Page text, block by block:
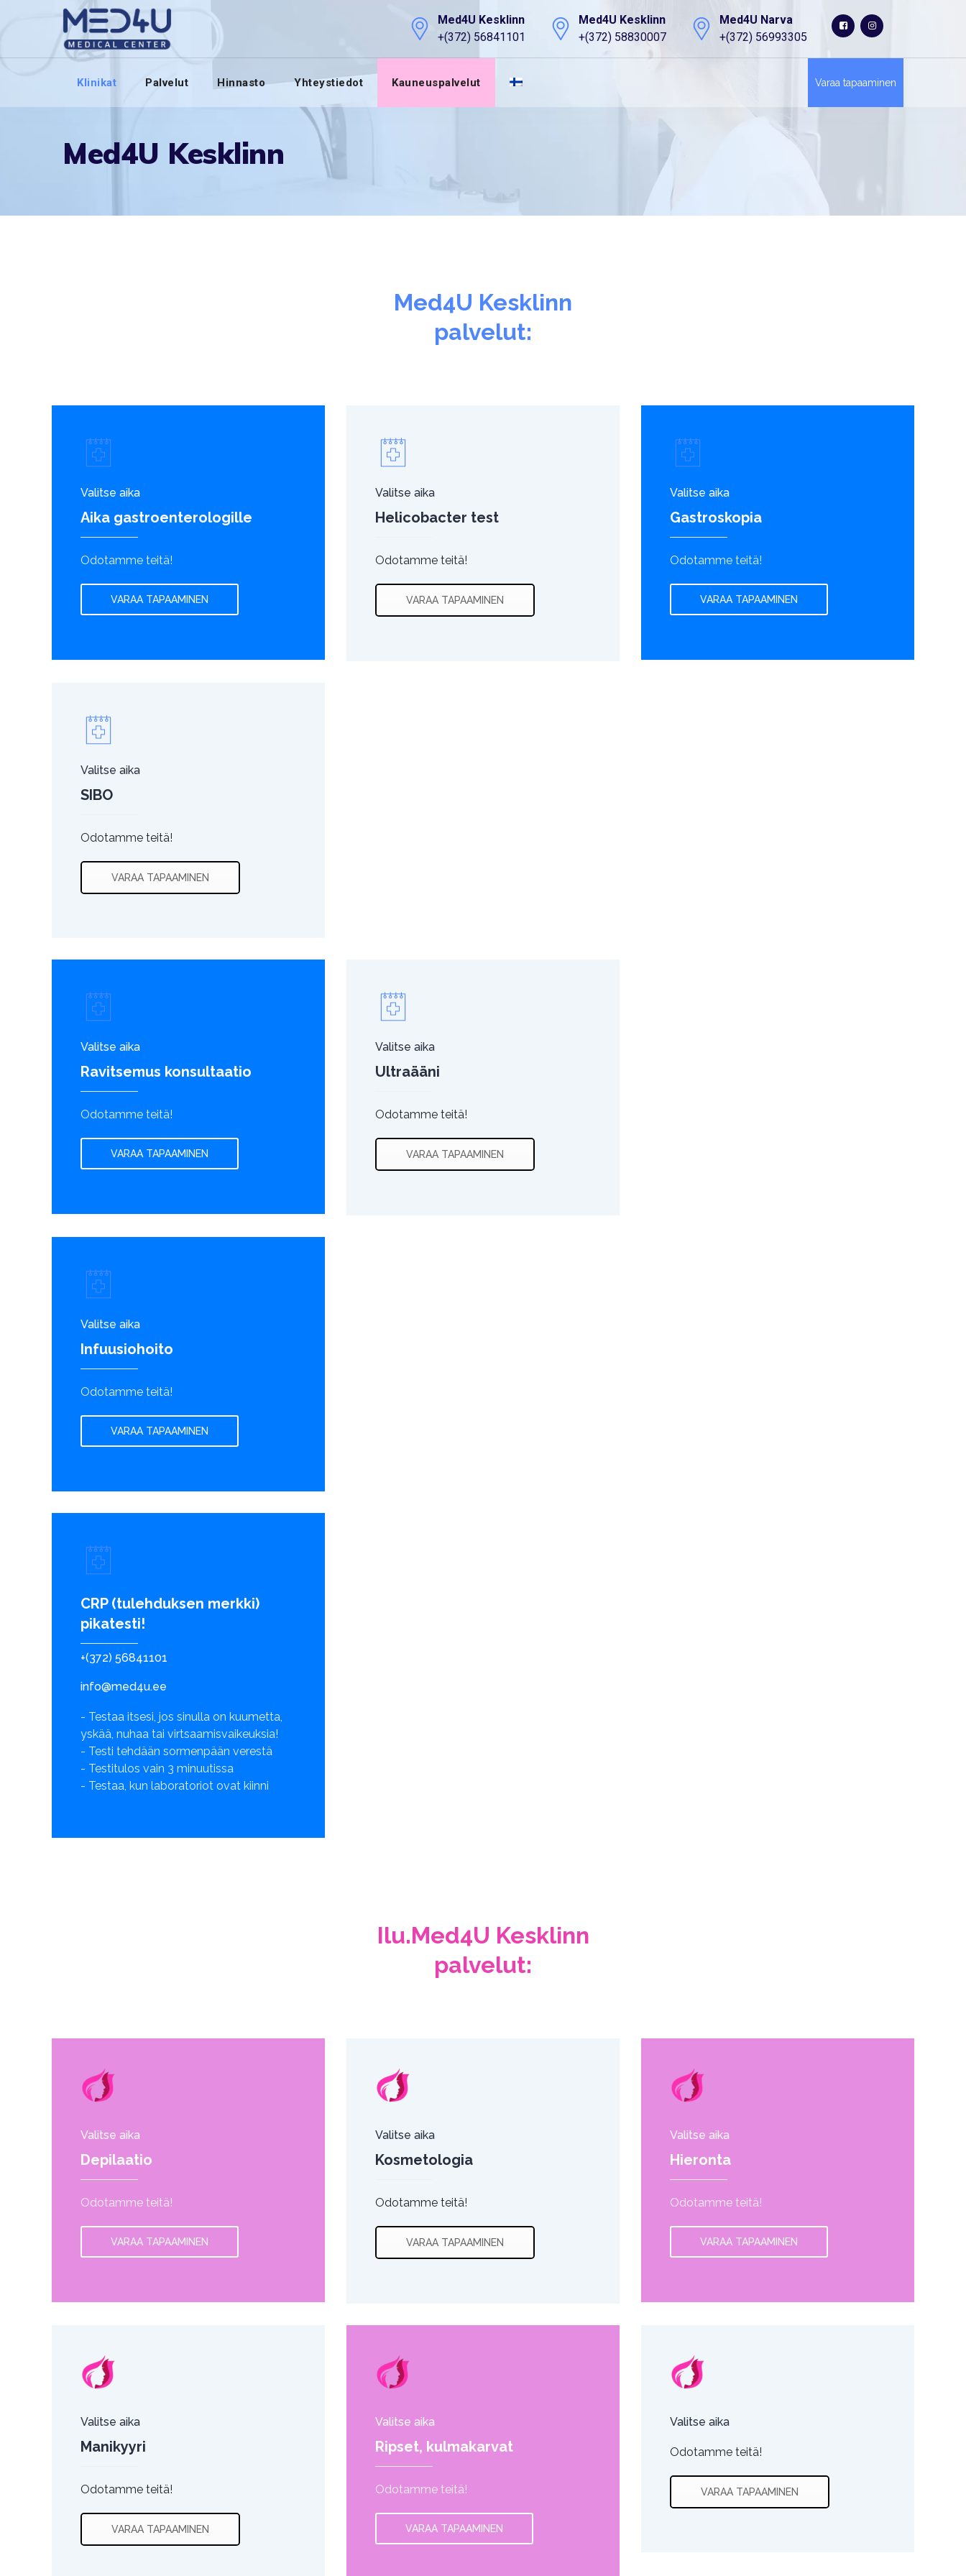
Med4U Kesklinn
+(372) 56841101
Med4U Kesklinn
+(372) 58830007
Med4U Narva
+(372) 56993305
Klinikat Palvelut Hinnasto Yhteystiedot Kauneuspalvelut Varaa tapaaminen
Med4U Kesklinn
Med4U Kesklinn
palvelut:
Valitse aika
Aika gastroenterologille
Odotamme teitä!
VARAA TAPAAMINEN
Valitse aika
Helicobacter test
Odotamme teitä!
VARAA TAPAAMINEN
Valitse aika
Gastroskopia
Odotamme teitä!
VARAA TAPAAMINEN
Valitse aika
SIBO
Odotamme teitä!
VARAA TAPAAMINEN
Valitse aika
Ravitsemus konsultaatio
Odotamme teitä!
VARAA TAPAAMINEN
Valitse aika
Ultraääni
Odotamme teitä!
VARAA TAPAAMINEN
Valitse aika
Infuusiohoito
Odotamme teitä!
VARAA TAPAAMINEN
CRP (tulehduksen merkki)
pikatesti!
+(372) 56841101
info@med4u.ee
- Testaa itsesi, jos sinulla on kuumetta,
yskää, nuhaa tai virtsaamisvaikeuksia!
- Testi tehdään sormenpään verestä
- Testitulos vain 3 minuutissa
- Testaa, kun laboratoriot ovat kiinni
Ilu.Med4U Kesklinn
palvelut:
Valitse aika
Depilaatio
Odotamme teitä!
VARAA TAPAAMINEN
Valitse aika
Kosmetologia
Odotamme teitä!
VARAA TAPAAMINEN
Valitse aika
Hieronta
Odotamme teitä!
VARAA TAPAAMINEN
Valitse aika
Manikyyri
Odotamme teitä!
VARAA TAPAAMINEN
Valitse aika
Ripset, kulmakarvat
Odotamme teitä!
VARAA TAPAAMINEN
Valitse aika
Odotamme teitä!
VARAA TAPAAMINEN